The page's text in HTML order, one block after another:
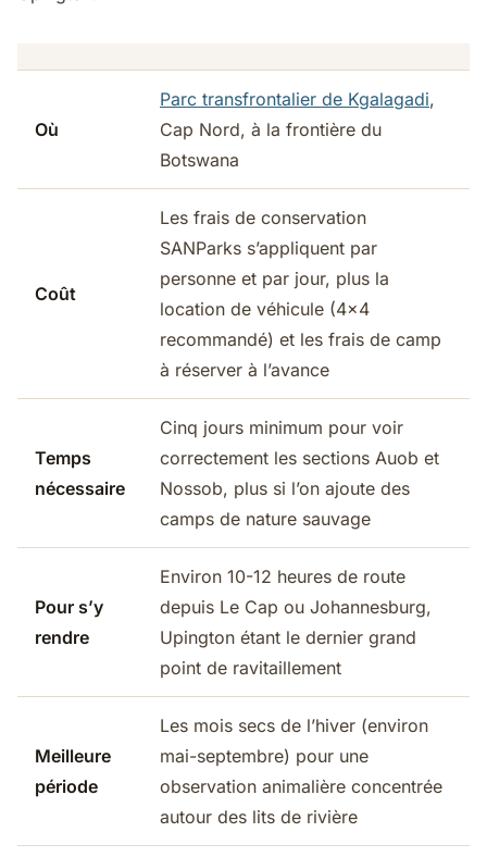
Où
Parc transfrontalier de Kgalagadi,
Cap Nord, à la frontière du
Botswana
Coût
Les frais de conservation
SANParks s’appliquent par
personne et par jour, plus la
location de véhicule (4x4
recommandé) et les frais de camp
à réserver à l’avance
Temps
nécessaire
Cinq jours minimum pour voir
correctement les sections Auob et
Nossob, plus si l’on ajoute des
camps de nature sauvage
Pour s’y
rendre
Environ 10-12 heures de route
depuis Le Cap ou Johannesburg,
Upington étant le dernier grand
point de ravitaillement
Meilleure
période
Les mois secs de l’hiver (environ
mai-septembre) pour une
observation animalière concentrée
autour des lits de rivière